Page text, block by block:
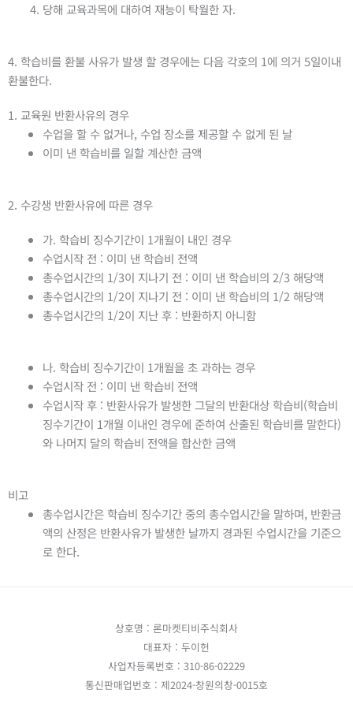
당해 교육과목에 대하여 재능이 탁월한 자.
4. 학습비를 환불 사유가 발생 할 경우에는 다음 각호의 1에 의거 5일이내
환불한다.
1. 교육원 반환사유의 경우
수업을 할 수 없거나, 수업 장소를 제공할 수 없게 된 날
이미 낸 학습비를 일할 계산한 금액
2. 수강생 반환사유에 따른 경우
가. 학습비 징수기간이 1개월이 내인 경우
수업시작 전 : 이미 낸 학습비 전액
총수업시간의 1/3이 지나기 전 : 이미 낸 학습비의 2/3 해당액
총수업시간의 1/2이 지나기 전 : 이미 낸 학습비의 1/2 해당액
총수업시간의 1/2이 지난 후 : 반환하지 아니함
나. 학습비 징수기간이 1개월을 초 과하는 경우
수업시작 전 : 이미 낸 학습비 전액
수업시작 후 : 반환사유가 발생한 그달의 반환대상 학습비(학습비
징수기간이 1개월 이내인 경우에 준하여 산출된 학습비를 말한다)
와 나머지 달의 학습비 전액을 합산한 금액
비고
총수업시간은 학습비 징수기간 중의 총수업시간을 말하며, 반환금
액의 산정은 반환사유가 발생한 날까지 경과된 수업시간을 기준으
로 한다.
상호명 : 론마켓티비주식회사
대표자 : 두이헌
사업자등록번호 : 310-86-02229
통신판매업번호 : 제2024-창원의창-0015호